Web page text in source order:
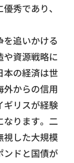
秀であり、
を追いかける
や資源戦略に
本の経済は世
外からの信用
ギリスが経験
なります。二
視した大規模
ンドと国債が